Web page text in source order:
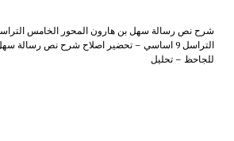
شرح نص رسالة سهل بن هارون المحور الخامس
التراسل 9 اساسي – تحضير اصلاح شرح نص
للجاحظ – تحليل